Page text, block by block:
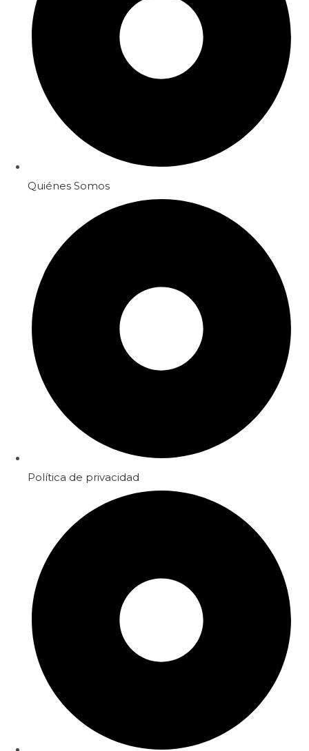
Quiénes Somos
Política de privacidad